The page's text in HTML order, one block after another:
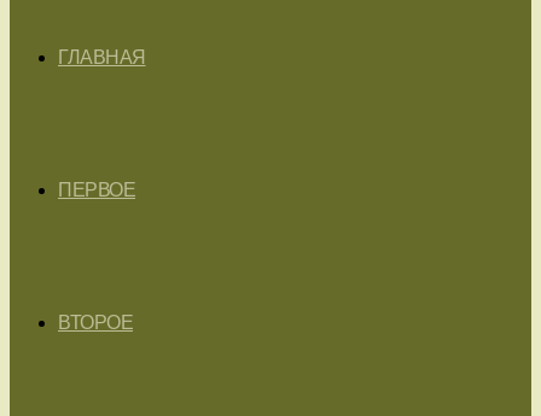
ГЛАВНАЯ
ПЕРВОЕ
ВТОРОЕ